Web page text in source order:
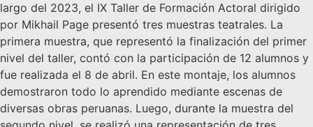
largo del 2023, el IX Taller de Formación Actoral dirigido
por Mikhail Page presentó tres muestras teatrales. La
primera muestra, que representó la finalización del primer
nivel del taller, contó con la participación de 12 alumnos y
fue realizada el 8 de abril. En este montaje, los alumnos
demostraron todo lo aprendido mediante escenas de
diversas obras peruanas. Luego, durante la muestra del